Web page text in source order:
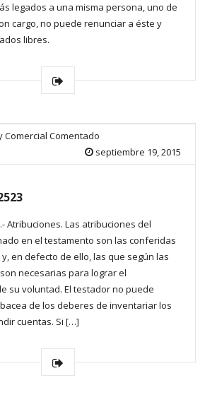
legados a una misma persona, uno de
cargo, no puede renunciar a éste y
libres.
Comercial Comentado
septiembre 19, 2015
Atribuciones. Las atribuciones del
en el testamento son las conferidas
en defecto de ello, las que según las
necesarias para lograr el
su voluntad. El testador no puede
de los deberes de inventariar los
cuentas. Si […]